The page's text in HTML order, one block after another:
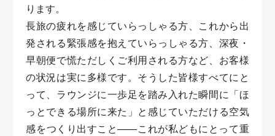
ります。
長旅の疲れを感じていらっしゃる方、これから出
発される緊張感を抱えていらっしゃる方、深夜・
早朝便で慌ただしくご利用される方など、お客様
の状況は実に多様です。そうした皆様すべてにと
って、ラウンジに一歩足を踏み入れた瞬間に「ほ
っとできる場所に来た」と感じていただける空気
感をつくり出すこと——これが私どもにとって重